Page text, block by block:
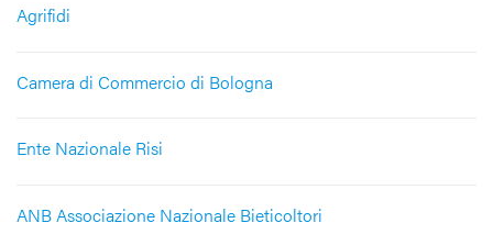
Agrifidi
Camera di Commercio di Bologna
Ente Nazionale Risi
ANB Associazione Nazionale Bieticoltori